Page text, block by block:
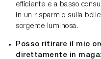
efficiente e a basso
in un risparmio sulla
sorgente luminosa.
Posso ritirare il mio
direttamente in